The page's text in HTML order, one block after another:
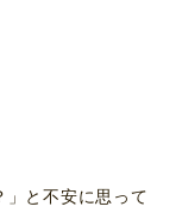
」と不安に思って